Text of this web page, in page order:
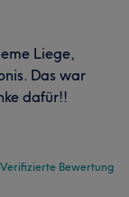
Liege,
Das war
dafür!!
Verifizierte Bewertung